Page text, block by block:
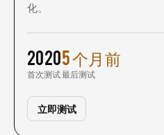
化。
2020
首次测试
5 个月前
最后测试
立即测试